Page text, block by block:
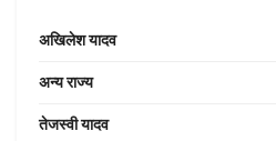
अखिलेश यादव
अन्य राज्य
तेजस्वी यादव